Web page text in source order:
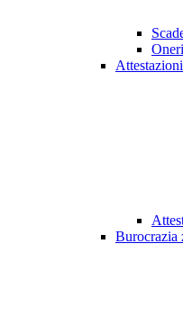
Burocrazia